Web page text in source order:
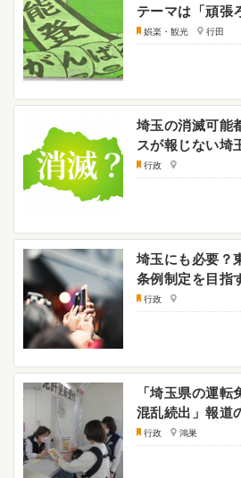
テーマは「頑張
娯楽・観光 行田
埼玉の消滅可能
スが報じない埼
行政
埼玉にも必要？
条例制定を目指
行政
「埼玉県の運
混乱続出」報道
行政 鴻巣